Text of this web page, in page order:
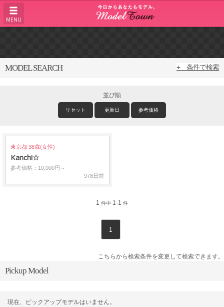
MENU
MODEL SEARCH + 条件で検索
並び順
リセット 更新日 参考価格
東京都 38歳(女性)
Kanchi☆
参考価格：10,000円～
978日前
1 件中 1-1 件
1
こちらから検索条件を変更して検索できます。
Pickup Model
現在、ピックアップモデルはいません。